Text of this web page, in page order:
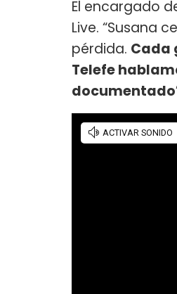
El encargado
Live. “Susana
pérdida. Cada
Telefe
documentado